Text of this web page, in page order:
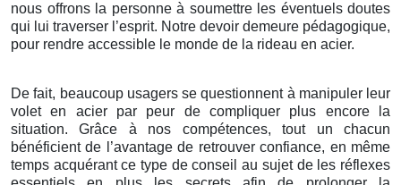
nous offrons la personne à soumettre les éventuels doutes
qui lui traverser l’esprit. Notre devoir demeure pédagogique,
pour rendre accessible le monde de la rideau en acier.
De fait, beaucoup usagers se questionnent à manipuler leur
volet en acier par peur de compliquer plus encore la
situation. Grâce à nos compétences, tout un chacun
bénéficient de l’avantage de retrouver confiance, en même
temps acquérant ce type de conseil au sujet de les réflexes